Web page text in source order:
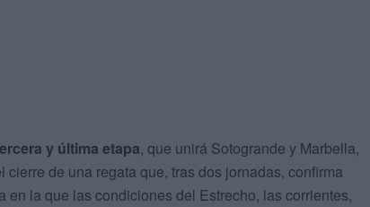
y última etapa, que unirá Sotogrande y Marbella,
de una regata que, tras dos jornadas, confirma
la que las condiciones del Estrecho, las corrientes,